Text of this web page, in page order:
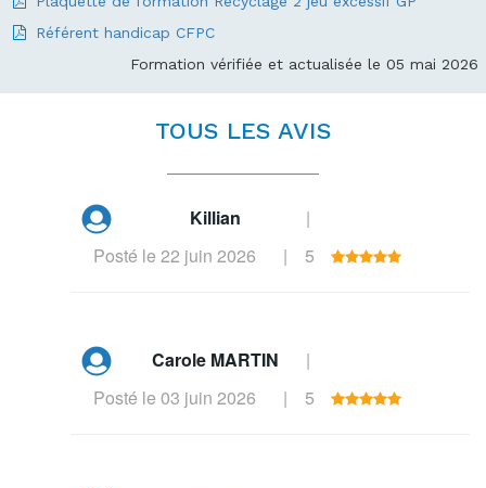
Référent handicap CFPC
Formation vérifiée et actualisée le 05 mai 2026
TOUS LES AVIS
Killian
|
Posté le 22 juin 2026
| 5
Carole MARTIN
|
Posté le 03 juin 2026
| 5